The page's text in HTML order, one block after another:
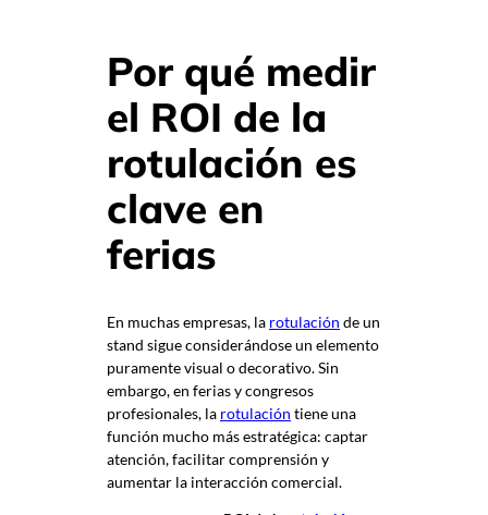
Por qué medir
el ROI de la
rotulación es
clave en
ferias
En muchas empresas, la rotulación de un
stand sigue considerándose un elemento
puramente visual o decorativo. Sin
embargo, en ferias y congresos
profesionales, la rotulación tiene una
función mucho más estratégica: captar
atención, facilitar comprensión y
aumentar la interacción comercial.